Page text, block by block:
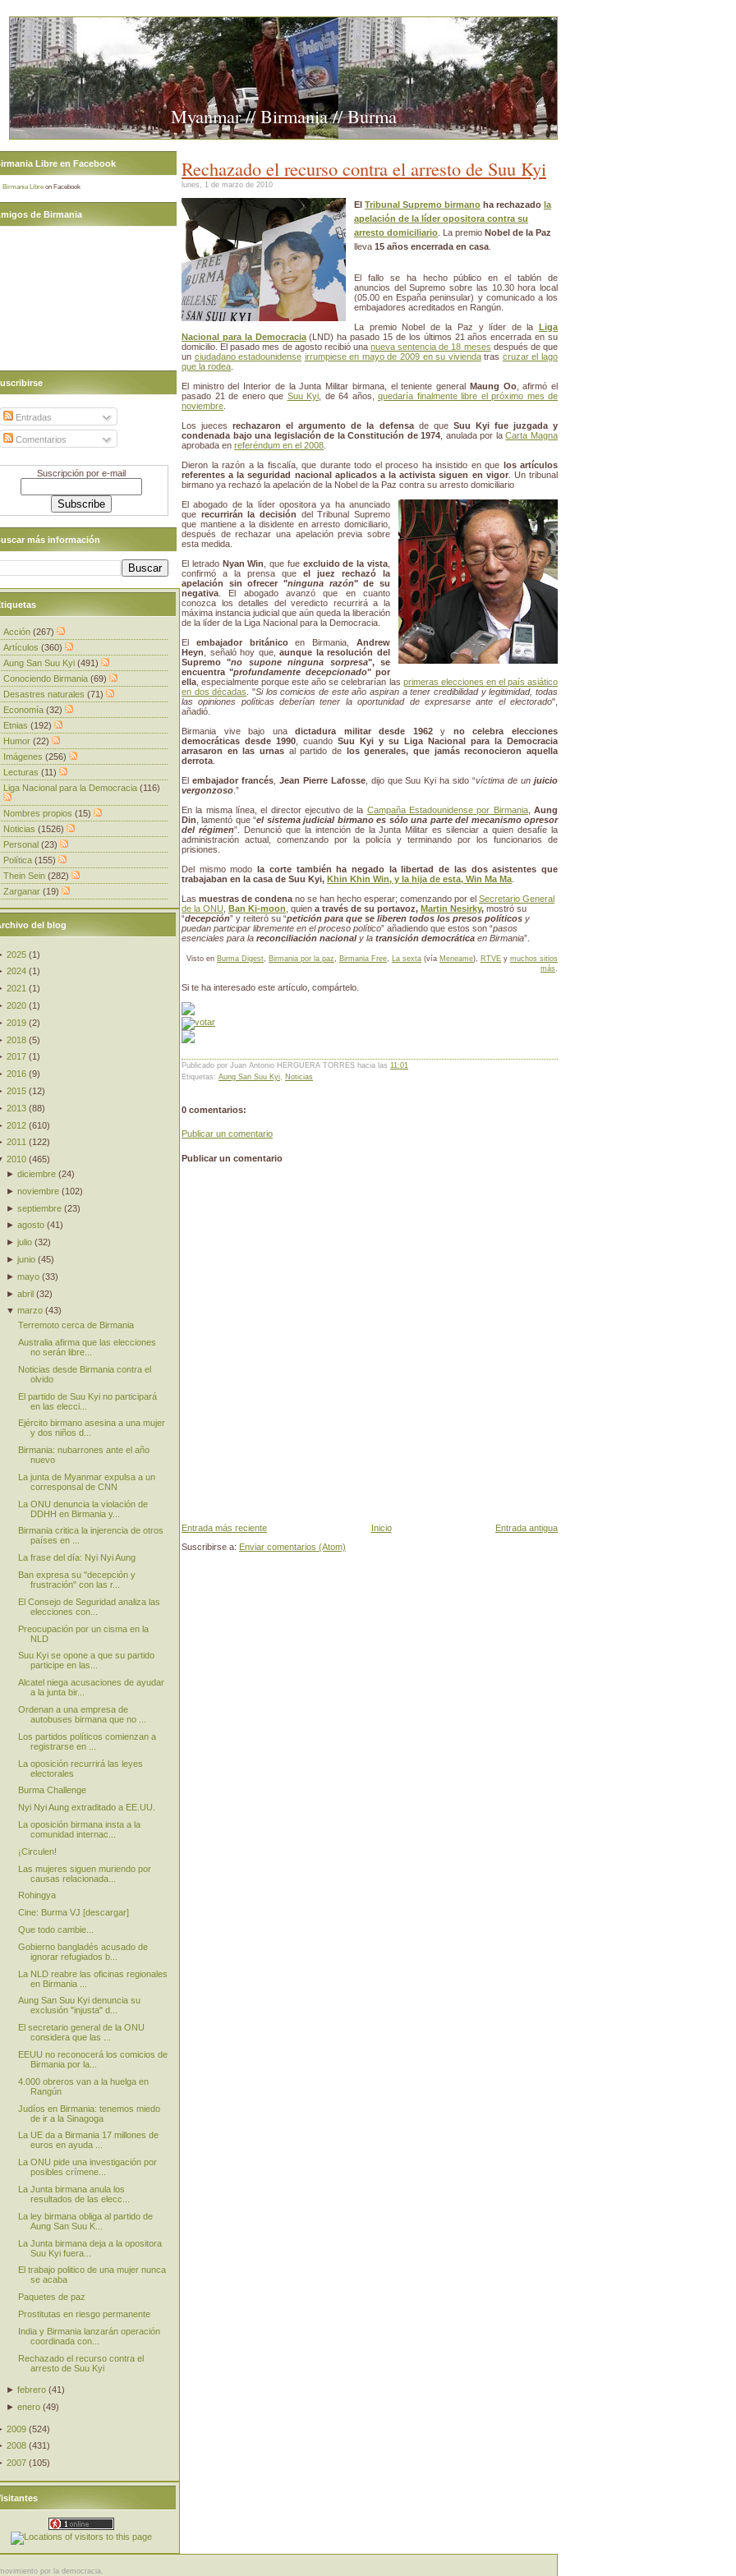
Myanmar // Birmania // Burma
Rechazado el recurso contra el arresto de Suu Kyi
lunes, 1 de marzo de 2010
El Tribunal Supremo birmano ha rechazado la
apelación de la líder opositora contra su
arresto domiciliario . La premio Nobel de la Paz
lleva 15 años encerrada en casa
El fallo se ha hecho público en el tablón de
anuncios del Supremo sobre las 10.30 hora local
(05.00 en España peninsular) y comunicado a los
embajadores acreditados en Rangún.
La premio Nobel de la Paz y líder de la
Liga
Nacional para la Democracia(LND) ha pasado 15 de los últimos 21 años encerrada en su
domicilio. El pasado mes de agosto recibió unanueva sentencia de 18 meses después de que
un ciudadano estadounidense irrumpiese en mayo de 2009 en su viviendatras cruzar el lago
que la rodea
El ministro del Interior de la Junta Militar birmana, el teniente general
Maung Oo, afirmó el
pasado 21 de enero que Suu Kyi , de 64 años, quedaría finalmente libre el próximo mes de
noviembre
Los juecesrechazaron el argumento de la defensa de que Suu Kyi fue juzgada y
condenada bajo una legislación de la Constitución de 1974 , anulada por laCarta Magna
aprobada en referéndum en el 2008
Dieron la razón a la fiscalía, que durante todo el proceso ha insistido en que
los artículos
referentes a la seguridad nacional aplicados a la activista siguen en vigor. Un tribunal
birmano ya rechazó la apelación de la Nobel de la Paz contra su arresto domiciliario
El abogado de la líder opositora ya ha anunciado
que recurrirán la decisión del Tribunal Supremo
que mantiene a la disidente en arresto domiciliario,
después de rechazar una apelación previa sobre
esta medida.
El letrado Nyan Win , que fue excluido de la vista
confirmó a la prensa que el juez rechazó la
apelación sin ofrecer "ninguna razón" de su
negativa . El abogado avanzó que en cuanto
conozca los detalles del veredicto recurrirá a la
máxima instancia judicial que aún queda la liberación
de la líder de la Liga Nacional para la Democracia.
El embajador británicoen Birmania,Andrew
Heyn , señaló hoy que,aunque la resolución del
Supremo "no supone ninguna sorpresa", se
encuentra "profundamente decepcionado" por
ella , especialmente porque este año se celebrarían las primeras elecciones en el país asiático
en dos décadas
. "Si los comicios de este año aspiran a tener credibilidad y legitimidad, todas
las opiniones políticas deberían tener la oportunidad de expresarse ante el electorado",
añadió.
Birmania vive bajo unadictadura militar desde 1962y no celebra elecciones
democráticas desde 1990 , cuando Suu Kyi y su Liga Nacional para la Democracia
arrasaron en las urnas al partido de
los generales, que jamás reconocieron aquella
derrota
El embajador francés, Jean Pierre Lafosse, dijo que Suu Kyi ha sido “víctima de unjuicio
vergonzoso .”
En la misma línea, el director ejecutivo de la Campaña Estadounidense por Birmania,Aung
Din , lamentó que “el sistema judicial birmano es sólo una parte del mecanismo opresor
del régimen”. Denunció que la intención de la Junta Militar es silenciar a quien desafíe la
administración actual, comenzando por la policía y terminando por los funcionarios de
prisiones.
Del mismo modo
la corte también ha negado la libertad de las dos asistentes que
trabajaban en la casa de Suu Kyi, Khin Khin Win, y la hija de esta, Win Ma Ma
Las muestras de condena no se han hecho esperar; comenzando por el Secretario General
de la ONU
Ban Ki-moon , quien a través de su portavoz, Martin Nesirky, mostró su
“decepción” y reiteró su “petición para que se liberen todos los presos políticos y
puedan participar libremente en el proceso político” añadiendo que estos son “pasos
esenciales para la reconciliación nacionaly la transición democrática en Birmania”.
Visto en Burma Digest, Birmania por la paz, Birmania Free, La sexta (vía Meneame), RTVE y muchos sitios
más.
Si te ha interesado este artículo, compártelo.
Publicado por Juan Antonio HERGUERA TORRES hacia las 11:01
Etiquetas: Aung San Suu Kyi, Noticias
0 comentarios:
Publicar un comentario
Publicar un comentario
Entrada más reciente Entrada antigua
Inicio
Suscribirse a: Enviar comentarios (Atom)
Libre en Facebook
Birmania Libre on Facebook
de Birmania
Entradas
Comentarios
Suscripción por e-mail
más información
Acción (267)
Artículos (360)
Aung San Suu Kyi (491)
Conociendo Birmania (69)
Desastres naturales (71)
Economía (32)
Etnias (192)
Humor (22)
Imágenes (256)
Lecturas (11)
Liga Nacional para la Democracia (116)
Nombres propios (15)
Noticias (1526)
Personal (23)
Política (155)
Thein Sein (282)
Zarganar (19)
del blog
2025 (1)
2024 (1 )
2021 (1)
2020 (1)
2019 (2)
2018 (5)
2017 (1 )
2016 (9)
2015 (12)
2013 (88)
2012 (610)
2011 (122)
2010 (465)
►diciembre (24)
►noviembre (102)
►septiembre (23)
►agosto (41)
►julio (32)
►junio (45)
►mayo (33)
►abril (32)
▼marzo (43)
Terremoto cerca de Birmania
Australia afirma que las elecciones
no serán libre...
Noticias desde Birmania contra el
olvido
El partido de Suu Kyi no participará
en las elecci...
Ejército birmano asesina a una mujer
y dos niños d...
Birmania: nubarrones ante el año
nuevo
La junta de Myanmar expulsa a un
corresponsal de CNN
La ONU denuncia la violación de
DDHH en Birmania y...
Birmania critica la injerencia de otros
países en ...
La frase del día: Nyi Nyi Aung
Ban expresa su "decepción y
frustración" con las r...
El Consejo de Seguridad analiza las
elecciones con...
Preocupación por un cisma en la
NLD
Suu Kyi se opone a que su partido
participe en las...
Alcatel niega acusaciones de ayudar
a la junta bir...
Ordenan a una empresa de
autobuses birmana que no ...
Los partidos políticos comienzan a
registrarse en ...
La oposición recurrirá las leyes
electorales
Burma Challenge
Nyi Nyi Aung extraditado a EE.UU.
La oposición birmana insta a la
comunidad internac...
¡Circulen!
Las mujeres siguen muriendo por
causas relacionada...
Rohingya
Cine: Burma VJ [descargar]
Que todo cambie...
Gobierno bangladés acusado de
ignorar refugiados b...
La NLD reabre las oficinas regionales
en Birmania ...
Aung San Suu Kyi denuncia su
exclusión "injusta" d...
El secretario general de la ONU
considera que las ...
EEUU no reconocerá los comicios de
Birmania por la...
4.000 obreros van a la huelga en
Rangún
Judíos en Birmania: tenemos miedo
de ir a la Sinagoga
La UE da a Birmania 17 millones de
euros en ayuda ...
La ONU pide una investigación por
posibles crímene...
La Junta birmana anula los
resultados de las elecc...
La ley birmana obliga al partido de
Aung San Suu K...
La Junta birmana deja a la opositora
Suu Kyi fuera...
El trabajo politico de una mujer nunca
se acaba
Paquetes de paz
Prostitutas en riesgo permanente
India y Birmania lanzarán operación
coordinada con...
Rechazado el recurso contra el
arresto de Suu Kyi
►febrero (41)
►enero (49)
2009 (524)
2008 (431 )
2007 (105)
por la democracia.